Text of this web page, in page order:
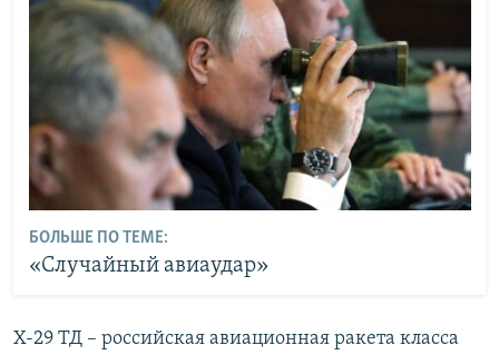
БОЛЬШЕ ПО ТЕМЕ:
«Случайный авиаудар»
Х-29 ТД – российская авиационная ракета класса